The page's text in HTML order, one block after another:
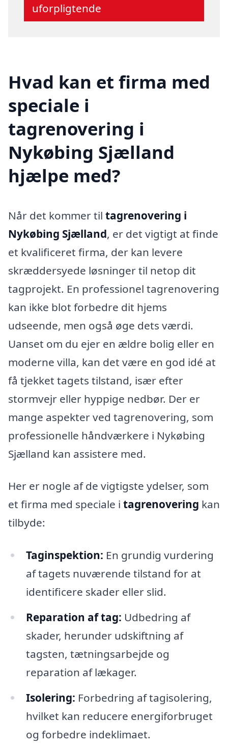
uforpligtende
Hvad kan et firma med
speciale i
tagrenovering i
Nykøbing Sjælland
hjælpe med?
Når det kommer til tagrenovering i
Nykøbing Sjælland, er det vigtigt at finde
et kvalificeret firma, der kan levere
skræddersyede løsninger til netop dit
tagprojekt. En professionel tagrenovering
kan ikke blot forbedre dit hjems
udseende, men også øge dets værdi.
Uanset om du ejer en ældre bolig eller en
moderne villa, kan det være en god idé at
få tjekket tagets tilstand, især efter
stormvejr eller hyppige nedbør. Der er
mange aspekter ved tagrenovering, som
professionelle håndværkere i Nykøbing
Sjælland kan assistere med.
Her er nogle af de vigtigste ydelser, som
et firma med speciale i tagrenovering kan
tilbyde:
Taginspektion: En grundig vurdering
af tagets nuværende tilstand for at
identificere skader eller slid.
Reparation af tag: Udbedring af
skader, herunder udskiftning af
tagsten, tætningsarbejde og
reparation af lækager.
Isolering: Forbedring af tagisolering,
hvilket kan reducere energiforbruget
og forbedre indeklimaet.